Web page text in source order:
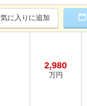
に入りに追加
2,980
万円